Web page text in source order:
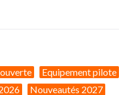
Equipement pilote
Nouveautés 2027